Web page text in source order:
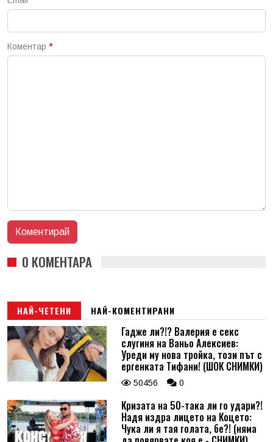
Коментар *
0 КОМЕНТАРА
НАЙ-ЧЕТЕНИ НАЙ-КОМЕНТИРАНИ
Гадже ли?!? Валерия е секс
слугиня на Ваньо Алексиев:
Уреди му нова тройка, този път с
ергенката Тифани! (ШОК СНИМКИ)
50456 0
Кризата на 50-така ли го удари?!
Надя издра лицето на Коцето:
Чука ли я тая голата, бе?! (няма